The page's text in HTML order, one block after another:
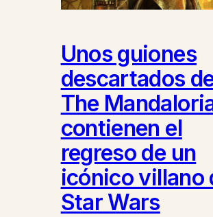
Unos guiones
descartados
The
contienen el
regreso de un
icónico villano
Star Wars